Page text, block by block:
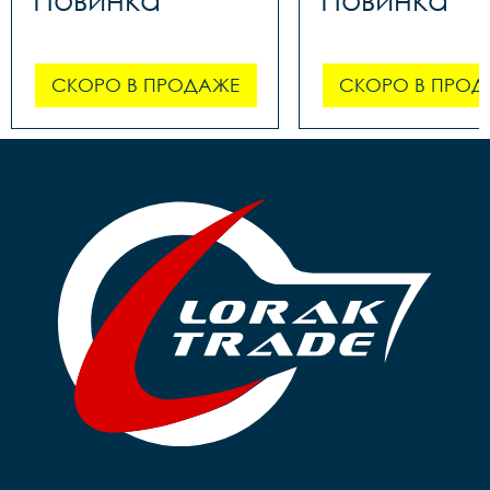
СКОРО В ПРОДАЖЕ СКОРО В